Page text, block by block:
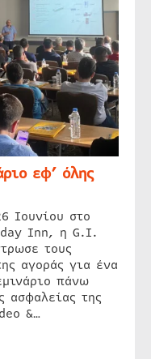
εφ’ όλης
Ιουνίου στο
Inn, η G.I.
τους
αγοράς για ένα
πάνω
ασφαλείας της
&…